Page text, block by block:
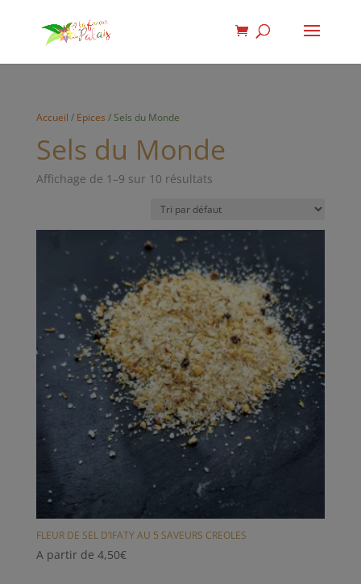
Accueil / Epices / Sels du Monde
Sels du Monde
Affichage de 1–9 sur 10 résultats
FLEUR DE SEL D’IFATY AU 5 SAVEURS CREOLES
A partir de 4,50€